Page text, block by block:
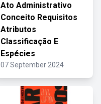
Ato Administrativo
Conceito Requisitos
Atributos
Classificação E
Espécies
07 September 2024